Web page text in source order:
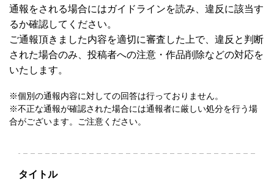
通報をされる場合にはガイドラインを読み、違反に該当す
るか確認してください。
ご通報頂きました内容を適切に審査した上で、違反と判断
された場合のみ、投稿者への注意・作品削除などの対応を
いたします。
※個別の通報内容に対しての回答は行っておりません。
※不正な通報が確認された場合には通報者に厳しい処分を行う場
合がございます。ご注意ください。
タイトル